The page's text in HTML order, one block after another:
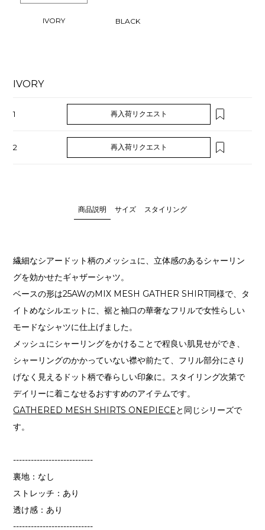
IVORY BLACK
IVORY
1 再入荷リクエスト
2 再入荷リクエスト
商品説明 サイズ スタイリング
繊細なシアードット柄のメッシュに、立体感のあるシャーリン
グを効かせたギャザーシャツ。
ベースの形は25AWのMIX MESH GATHER SHIRT同様で、タ
イトめなシルエットに、裾と袖口の華奢なフリルで女性らしい
モードなシャツに仕上げました。
メッシュにシャーリングをかけることで程良い肌見せができ、
シャーリングのかかっていない襟や前たて、フリル部分にさり
げなく見えるドット柄で春らしい印象に。スタイリング次第で
デイリーに着こなせるおすすめのアイテムです。
GATHERED MESH SHIRTS ONEPIECEと同じシリーズで
す。
---------------------------
裏地：なし
ストレッチ：あり
透け感：あり
---------------------------